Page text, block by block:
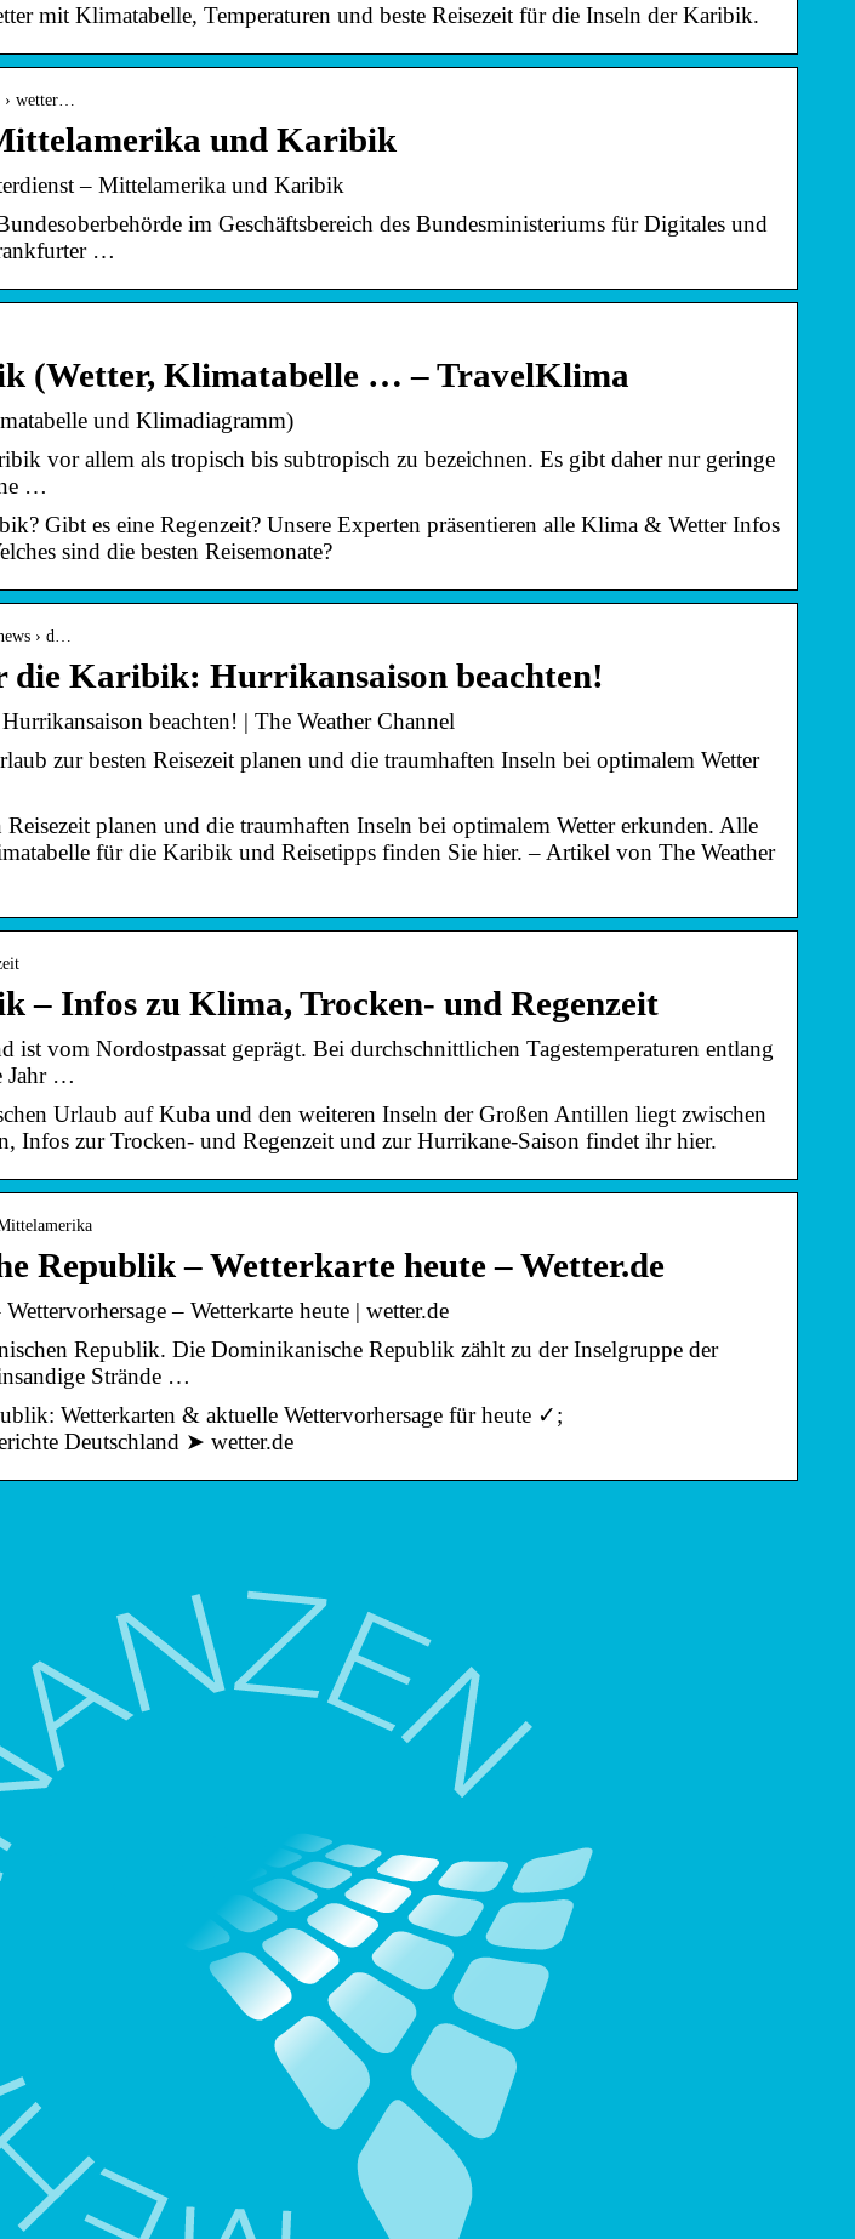
mit Klimatabelle, Temperaturen und beste Reisezeit für die Inseln der Karibik.
wetter…
und Karibik
– Mittelamerika und Karibik
im Geschäftsbereich des Bundesministeriums für Digitales und
…
(Wetter, Klimatabelle … – TravelKlima
und Klimadiagramm)
vor allem als tropisch bis subtropisch zu bezeichnen. Es gibt daher nur geringe
…
Gibt es eine Regenzeit? Unsere Experten präsentieren alle Klima & Wetter Infos
sind die besten Reisemonate?
› d…
die Karibik: Hurrikansaison beachten!
beachten! | The Weather Channel
zur besten Reisezeit planen und die traumhaften Inseln bei optimalem Wetter
planen und die traumhaften Inseln bei optimalem Wetter erkunden. Alle
für die Karibik und Reisetipps finden Sie hier. – Artikel von The Weather
– Infos zu Klima, Trocken- und Regenzeit
vom Nordostpassat geprägt. Bei durchschnittlichen Tagestemperaturen entlang
Jahr …
Urlaub auf Kuba und den weiteren Inseln der Großen Antillen liegt zwischen
Infos zur Trocken- und Regenzeit und zur Hurrikane-Saison findet ihr hier.
Republik – Wetterkarte heute – Wetter.de
– Wetterkarte heute | wetter.de
Republik. Die Dominikanische Republik zählt zu der Inselgruppe der
Strände …
Wetterkarten & aktuelle Wettervorhersage für heute ✓;
Deutschland ➤ wetter.de